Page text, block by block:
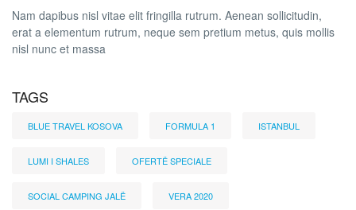
Nam dapibus nisl vitae elit fringilla rutrum. Aenean sollicitudin,
erat a elementum rutrum, neque sem pretium metus, quis mollis
nisl nunc et massa
TAGS
BLUE TRAVEL KOSOVA FORMULA 1 ISTANBUL
LUMI I SHALES OFERTË SPECIALE
SOCIAL CAMPING JALË VERA 2020